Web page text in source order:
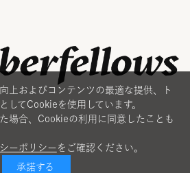
上およびコンテンツの最適な提供、ト
してCookieを使用しています。
場合、Cookieの利用に同意したことも
ーポリシー をご確認ください。
承諾する